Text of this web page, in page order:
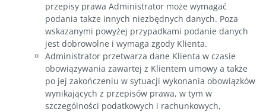
przepisy prawa Administrator może wymagać
podania także innych niezbędnych danych. Poza
wskazanymi powyżej przypadkami podanie danych
jest dobrowolne i wymaga zgody Klienta.
Administrator przetwarza dane Klienta w czasie
obowiązywania zawartej z Klientem umowy a także
po jej zakończeniu w sytuacji wykonania obowiązków
wynikających z przepisów prawa, w tym w
szczególności podatkowych i rachunkowych,